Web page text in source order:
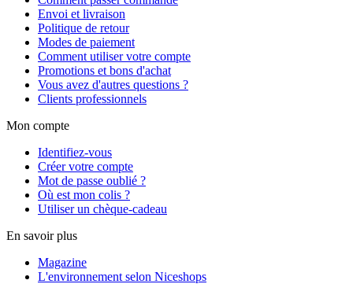
Envoi et livraison
Politique de retour
Modes de paiement
Comment utiliser votre compte
Promotions et bons d'achat
Vous avez d'autres questions ?
Clients professionnels
Mon compte
Identifiez-vous
Créer votre compte
Mot de passe oublié ?
Où est mon colis ?
Utiliser un chèque-cadeau
En savoir plus
Magazine
L'environnement selon Niceshops